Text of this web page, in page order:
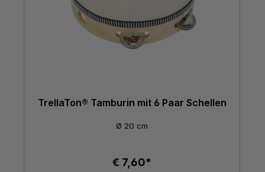
TrellaTon® Tamburin mit 6 Paar Schellen
Ø 20 cm
€ 7,60*